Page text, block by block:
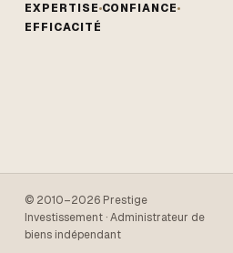
EXPERTISE CONFIANCE
EFFICACITÉ
© 2010–2026 Prestige
Investissement · Administrateur de
biens indépendant